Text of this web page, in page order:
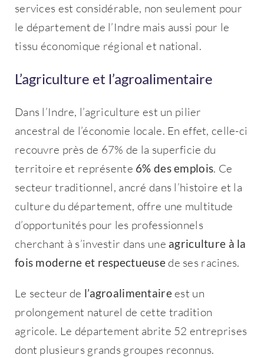
services est considérable, non seulement pour
le département de l’Indre mais aussi pour le
tissu économique régional et national.
L’agriculture et l’agroalimentaire
Dans l’Indre, l’agriculture est un pilier
ancestral de l’économie locale. En effet, celle-ci
recouvre près de 67% de la superficie du
territoire et représente 6% des emplois. Ce
secteur traditionnel, ancré dans l’histoire et la
culture du département, offre une multitude
d’opportunités pour les professionnels
cherchant à s’investir dans une agriculture à la
fois moderne et respectueusede ses racines.
Le secteur de l’agroalimentaireest un
prolongement naturel de cette tradition
agricole. Le département abrite 52 entreprises
dont plusieurs grands groupes reconnus.